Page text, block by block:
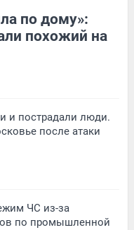
по дому»:
похожий на
и пострадали люди.
после атаки
ЧС из-за
по промышленной